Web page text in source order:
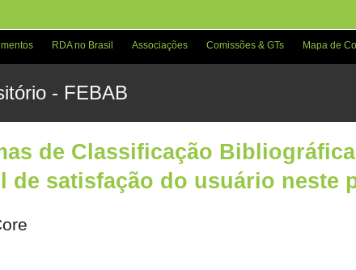
RDA no Brasil Associações Comissões & GTs Mapa de
de Classificação
de satisfação do usuário neste